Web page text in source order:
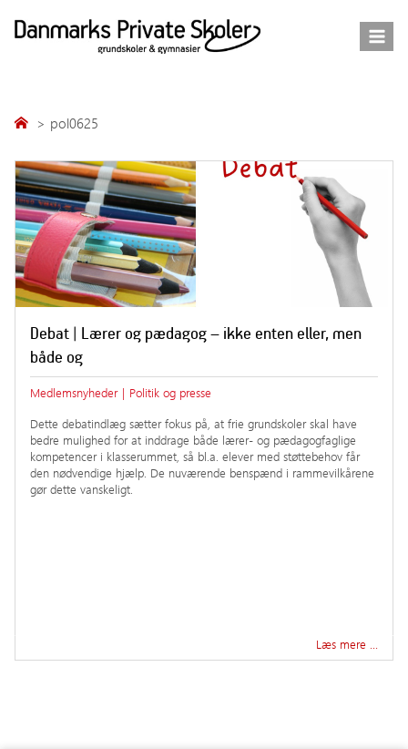
pol0625
Debat | Lærer og pædagog – ikke enten eller, men
både og
Medlemsnyheder | Politik og presse
Dette debatindlæg sætter fokus på, at frie grundskoler skal have
bedre mulighed for at inddrage både lærer- og pædagogfaglige
kompetencer i klasserummet, så bl.a. elever med støttebehov får
den nødvendige hjælp. De nuværende benspænd i rammevilkårene
gør dette vanskeligt.
Læs mere …